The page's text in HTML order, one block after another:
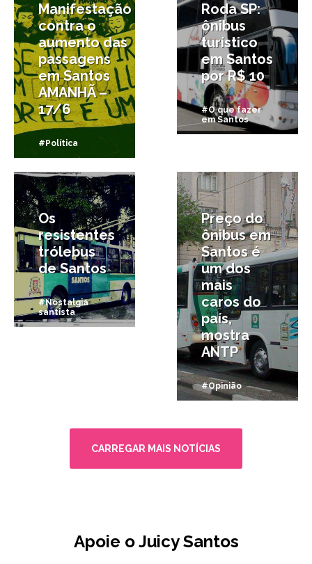
Manifestação
contra o
aumento das
passagens
em Santos
AMANHÃ –
17/6
#Política
Roda SP:
ônibus
turístico
em Santos
por R$ 10
#O que fazer
em Santos
17/03/2012
Os
resistentes
trólebus
de Santos
#Nostalgia
santista
Preço do
ônibus em
Santos é
um dos
mais
caros do
país,
mostra
ANTP
#Opinião
CARREGAR MAIS NOTÍCIAS
Apoie o Juicy Santos